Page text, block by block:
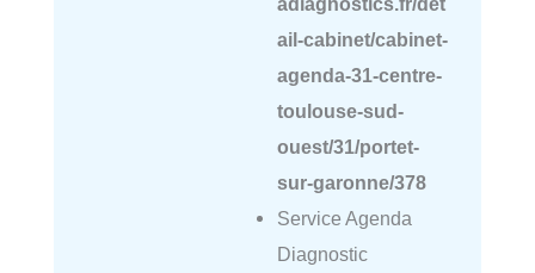
ail-cabinet/cabinet-
agenda-31-centre-
toulouse-sud-
ouest/31/portet-
sur-garonne/378
Service Agenda
Diagnostic